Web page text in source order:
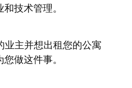
技术管理。
业主并想出租您的公寓
做这件事。